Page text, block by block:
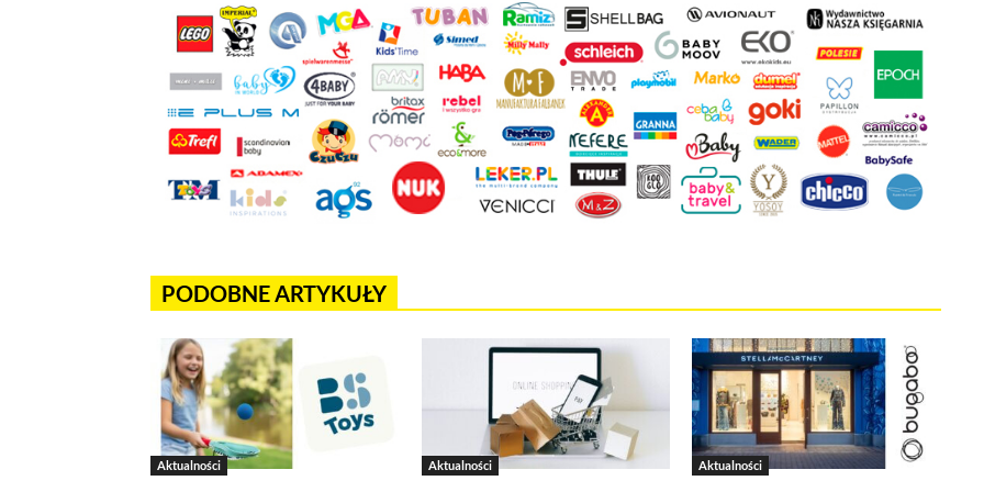
PODOBNE ARTYKUŁY
Aktualności Aktualności Aktualności
Jeżeli tutaj zaglądasz, to znak, że cenisz swoją prywatność. Wychodząc naprzeciw Twoim
wdrożony mechanizm, który pozwala Ci kontrolować wykorzystywanie plików cookies oraz innych
Pliki cookies własne wykorzystywane są na tej stronie w celu zapewnienia prawidłowego działania
a pliki cookies podmiotów trzecich w celu korzystania z narzędzi zewnętrznych na zasadach
polityce prywatności
Niezbędne pliki cookies
Te pliki cookies pozostają zawsze aktywne i nie masz możliwości wyboru w tym zakresie. Są to pliki cookies,
funkcjonują m.in. formularze na stronie oraz mechanizm logowania do konta użytkownika i utrzymywania
w plikach cookies własnych zapisywana jest informacja o dokonanych przez Ciebie ustawieniach plików